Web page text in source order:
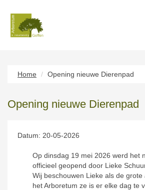
Home Opening nieuwe Dierenpad
Opening nieuwe Dierenpad
Datum: 20-05-2026
Op dinsdag 19 mei 2026 werd het
officieel geopend door Lieke
Wij beschouwen Lieke als de
het Arboretum ze is er elke dag te